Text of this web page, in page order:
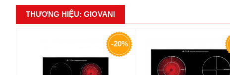
THƯƠNG HIỆU: GIOVANI
-20%